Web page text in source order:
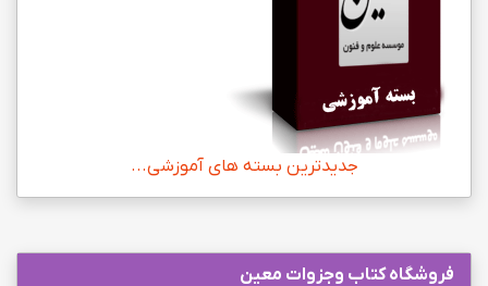
جدیدترین بسته های آموزشی...
فروشگاه کتاب وجزوات معین